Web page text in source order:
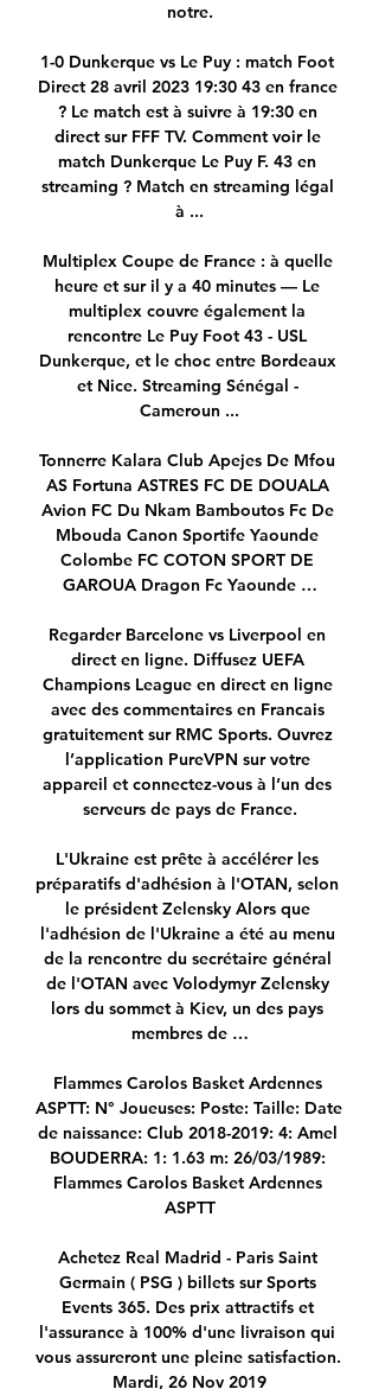
notre.
1-0 Dunkerque vs Le Puy : match Foot
Direct 28 avril 2023 19:30 43 en france
? Le match est à suivre à 19:30 en
direct sur FFF TV. Comment voir le
match Dunkerque Le Puy F. 43 en
streaming ? Match en streaming légal
à ...
Multiplex Coupe de France : à quelle
heure et sur il y a 40 minutes — Le
multiplex couvre également la
rencontre Le Puy Foot 43 - USL
Dunkerque, et le choc entre Bordeaux
et Nice. Streaming Sénégal -
Cameroun ...
Tonnerre Kalara Club Apejes De Mfou
AS Fortuna ASTRES FC DE DOUALA
Avion FC Du Nkam Bamboutos Fc De
Mbouda Canon Sportife Yaounde
Colombe FC COTON SPORT DE
GAROUA Dragon Fc Yaounde …
Regarder Barcelone vs Liverpool en
direct en ligne. Diffusez UEFA
Champions League en direct en ligne
avec des commentaires en Francais
gratuitement sur RMC Sports. Ouvrez
l’application PureVPN sur votre
appareil et connectez-vous à l’un des
serveurs de pays de France.
L'Ukraine est prête à accélérer les
préparatifs d'adhésion à l'OTAN, selon
le président Zelensky Alors que
l'adhésion de l'Ukraine a été au menu
de la rencontre du secrétaire général
de l'OTAN avec Volodymyr Zelensky
lors du sommet à Kiev, un des pays
membres de …
Flammes Carolos Basket Ardennes
ASPTT: N° Joueuses: Poste: Taille: Date
de naissance: Club 2018-2019: 4: Amel
BOUDERRA: 1: 1.63 m: 26/03/1989:
Flammes Carolos Basket Ardennes
ASPTT
Achetez Real Madrid - Paris Saint
Germain ( PSG ) billets sur Sports
Events 365. Des prix attractifs et
l'assurance à 100% d'une livraison qui
vous assureront une pleine satisfaction.
Mardi, 26 Nov 2019